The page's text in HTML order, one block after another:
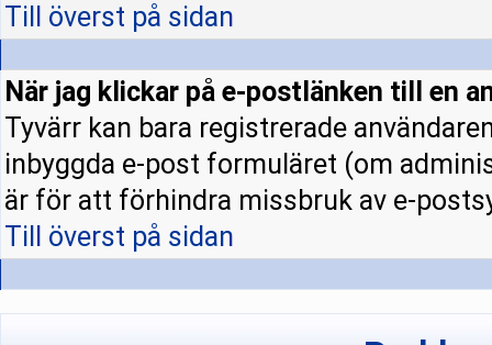
Till överst på sidan
När jag klickar på e-postlänken till en
Tyvärr kan bara registrerade
inbyggda e-post formuläret (om
är för att förhindra missbruk av e-
Till överst på sidan